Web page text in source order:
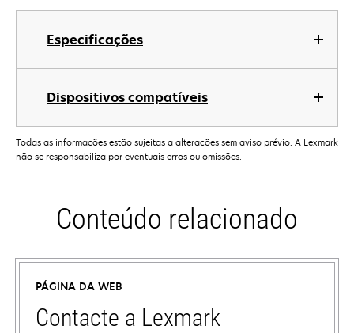
Especificações
Dispositivos compatíveis
Todas as informações estão sujeitas a alterações sem aviso prévio. A Lexmark
não se responsabiliza por eventuais erros ou omissões.
Conteúdo relacionado
PÁGINA DA WEB
Contacte a Lexmark